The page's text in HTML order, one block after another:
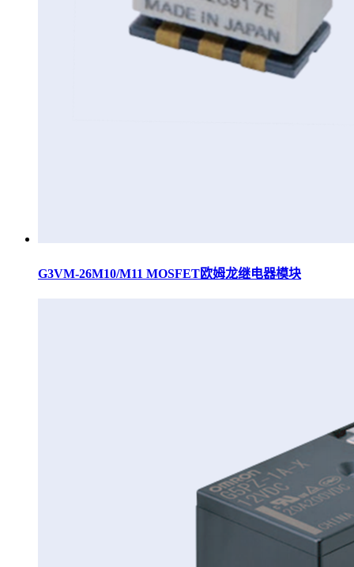
G3VM-26M10/M11 MOSFET欧姆龙继电器模块